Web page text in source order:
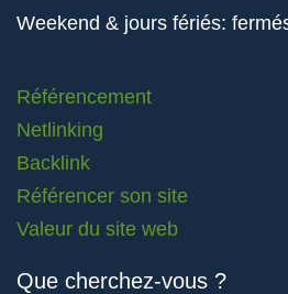
Weekend & jours fériés:
Référencement
Netlinking
Backlink
Référencer son site
Valeur du site web
Que cherchez-vous ?